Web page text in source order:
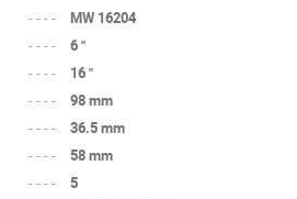
----
MW 16204
----
6 "
----
16 "
----
98 mm
----
36.5 mm
----
58 mm
----
5